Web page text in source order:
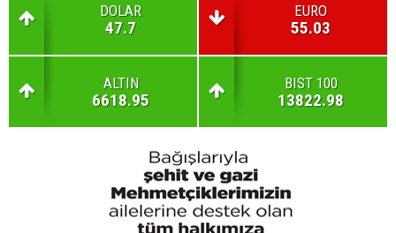
DOLAR
47.7
EURO
55.03
ALTIN
6618.95
BIST 100
13822.98